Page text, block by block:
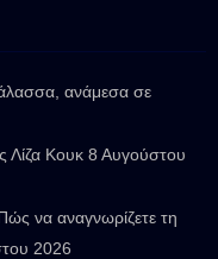
ανάμεσα σε
Λίζα Κουκ 8 Αυγούστου
να αναγνωρίζετε τη
2026